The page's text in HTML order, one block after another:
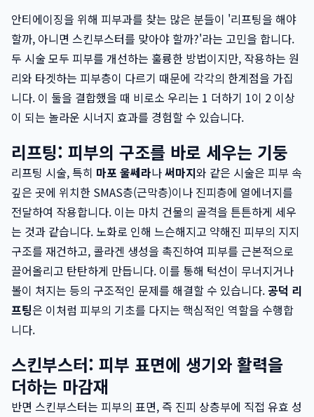
안티에이징을 위해 피부과를 찾는 많은 분들이 '리프팅을 해야
할까, 아니면 스킨부스터를 맞아야 할까?'라는 고민을 합니다.
두 시술 모두 피부를 개선하는 훌륭한 방법이지만, 작용하는 원
리와 타겟하는 피부층이 다르기 때문에 각각의 한계점을 가집
니다. 이 둘을 결합했을 때 비로소 우리는 1 더하기 1이 2 이상
이 되는 놀라운 시너지 효과를 경험할 수 있습니다.
리프팅: 피부의 구조를 바로 세우는 기둥
리프팅 시술, 특히 마포 울쎄라나써마지와 같은 시술은 피부 속
깊은 곳에 위치한 SMAS층(근막층)이나 진피층에 열에너지를
전달하여 작용합니다. 이는 마치 건물의 골격을 튼튼하게 세우
는 것과 같습니다. 노화로 인해 느슨해지고 약해진 피부의 지지
구조를 재건하고, 콜라겐 생성을 촉진하여 피부를 근본적으로
끌어올리고 탄탄하게 만듭니다. 이를 통해 턱선이 무너지거나
볼이 처지는 등의 구조적인 문제를 해결할 수 있습니다. 공덕 리
프팅은 이처럼 피부의 기초를 다지는 핵심적인 역할을 수행합
니다.
스킨부스터: 피부 표면에 생기와 활력을
더하는 마감재
반면 스킨부스터는 피부의 표면, 즉 진피 상층부에 직접 유효 성